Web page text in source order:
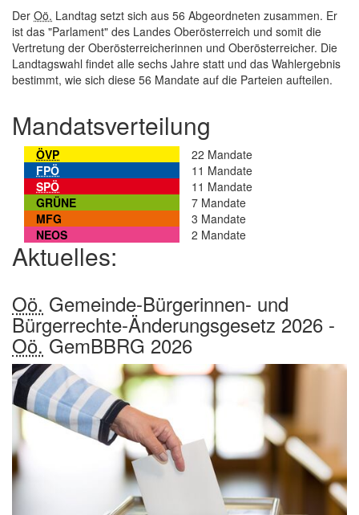
Der Oö. Landtag setzt sich aus 56 Abgeordneten zusammen. Er
ist das "Parlament" des Landes Oberösterreich und somit die
Vertretung der Oberösterreicherinnen und Oberösterreicher. Die
Landtagswahl findet alle sechs Jahre statt und das Wahlergebnis
bestimmt, wie sich diese 56 Mandate auf die Parteien aufteilen.
Mandatsverteilung
ÖVP
22 Mandate
FPÖ
11 Mandate
SPÖ
11 Mandate
GRÜNE
7 Mandate
MFG
3 Mandate
NEOS
2 Mandate
Aktuelles:
Oö. Gemeinde-Bürgerinnen- und
Bürgerrechte-Änderungsgesetz 2026 -
Oö.GemBBRG 2026